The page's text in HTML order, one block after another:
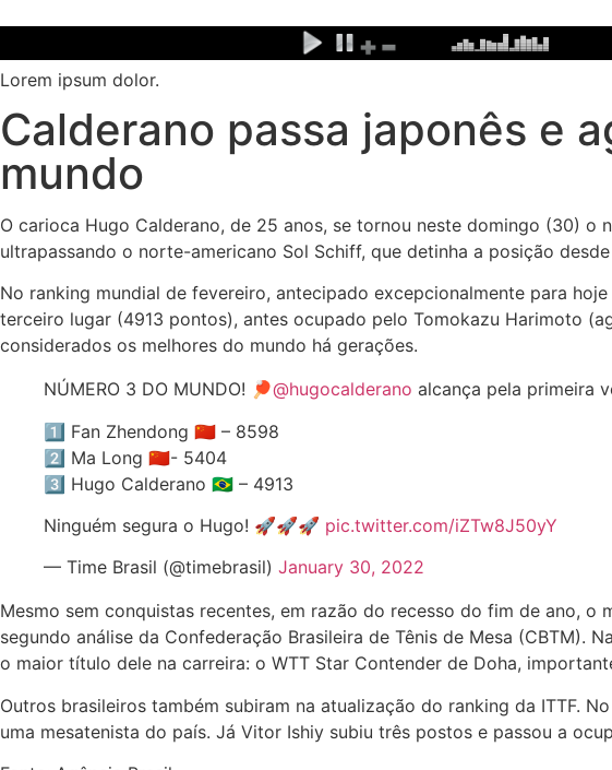
o
conteúdo
Lorem ipsum dolor.
Calderano passa japonês e
mundo
O carioca Hugo Calderano, de 25 anos, se tornou neste domingo (30)
ultrapassando o norte-americano Sol Schiff, que detinha a posição desde
No ranking mundial de fevereiro, antecipado excepcionalmente para
terceiro lugar (4913 pontos), antes ocupado pelo Tomokazu Harimoto
considerados os melhores do mundo há gerações.
NÚMERO 3 DO MUNDO! 🏓@hugocalderano alcança pela primeira
1️⃣ Fan Zhendong 🇨🇳 – 8598
2️⃣ Ma Long 🇨🇳- 5404
3️⃣ Hugo Calderano 🇧🇷 – 4913
Ninguém segura o Hugo! 🚀🚀🚀 pic.twitter.com/iZTw8J50yY
— Time Brasil (@timebrasil) January 30, 2022
Mesmo sem conquistas recentes, em razão do recesso do fim de ano,
segundo análise da Confederação Brasileira de Tênis de Mesa (CBTM).
o maior título dele na carreira: o WTT Star Contender de Doha,
Outros brasileiros também subiram na atualização do ranking da ITTF.
uma mesatenista do país. Já Vitor Ishiy subiu três postos e passou a